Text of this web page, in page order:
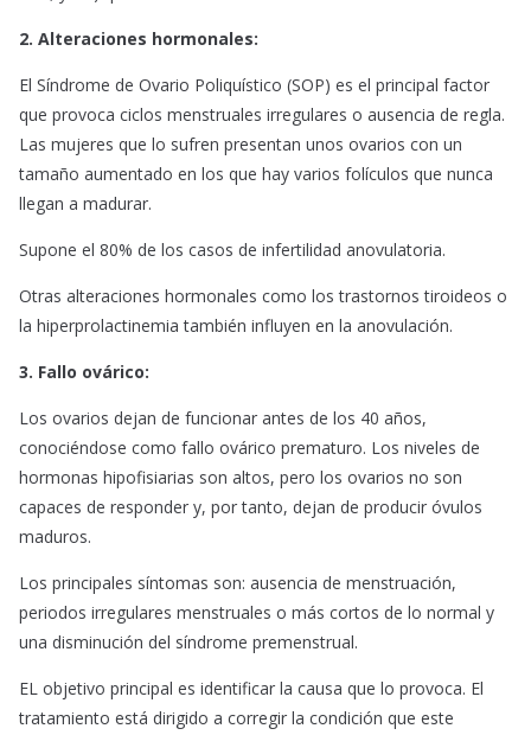
2. Alteraciones hormonales:
El Síndrome de Ovario Poliquístico (SOP) es el principal factor
que provoca ciclos menstruales irregulares o ausencia de regla.
Las mujeres que lo sufren presentan unos ovarios con un
tamaño aumentado en los que hay varios folículos que nunca
llegan a madurar.
Supone el 80% de los casos de infertilidad anovulatoria.
Otras alteraciones hormonales como los trastornos tiroideos o
la hiperprolactinemia también influyen en la anovulación.
3. Fallo ovárico:
Los ovarios dejan de funcionar antes de los 40 años,
conociéndose como fallo ovárico prematuro. Los niveles de
hormonas hipofisiarias son altos, pero los ovarios no son
capaces de responder y, por tanto, dejan de producir óvulos
maduros.
Los principales síntomas son: ausencia de menstruación,
periodos irregulares menstruales o más cortos de lo normal y
una disminución del síndrome premenstrual.
EL objetivo principal es identificar la causa que lo provoca. El
tratamiento está dirigido a corregir la condición que este